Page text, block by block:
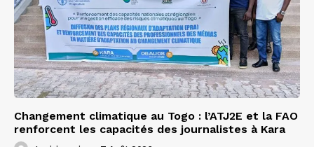
Changement climatique au Togo : l’ATJ2E et la FAO
renforcent les capacités des journalistes à Kara